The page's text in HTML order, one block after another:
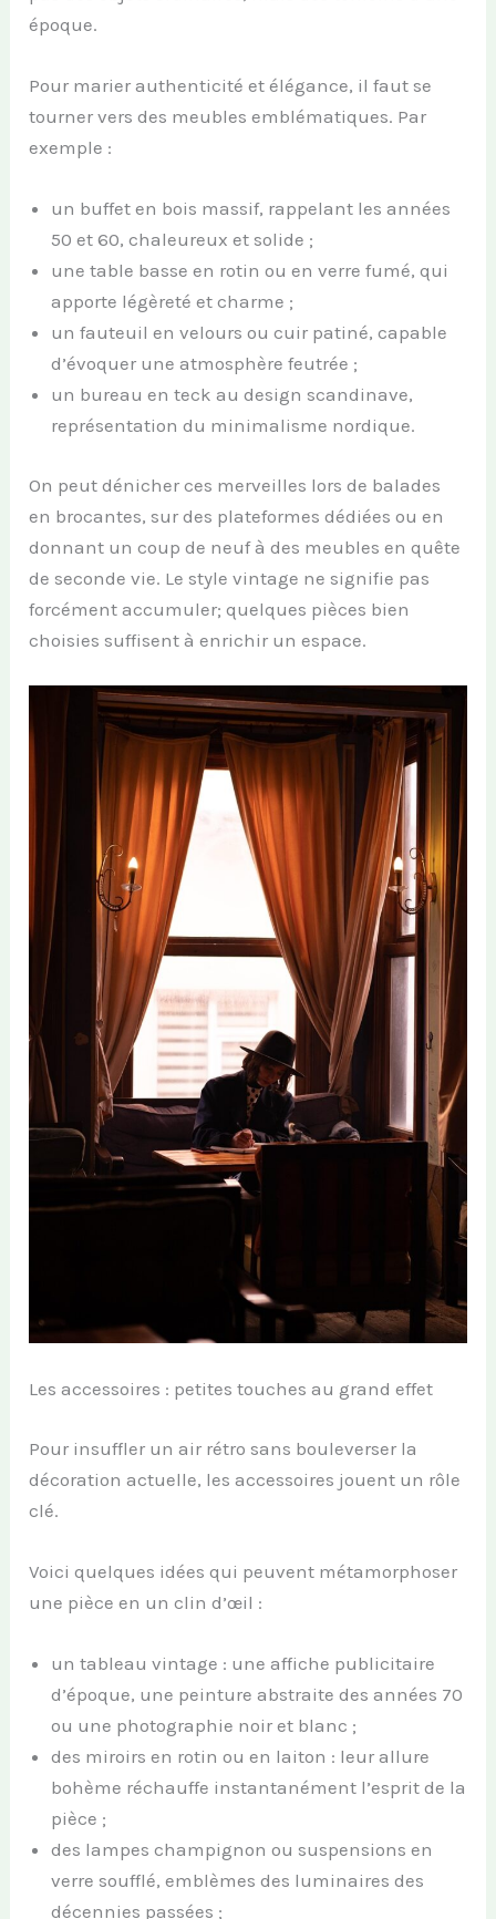
époque.
Pour marier authenticité et élégance, il faut se
tourner vers des meubles emblématiques. Par
exemple :
un buffet en bois massif, rappelant les années
50 et 60, chaleureux et solide ;
une table basse en rotin ou en verre fumé, qui
apporte légèreté et charme ;
un fauteuil en velours ou cuir patiné, capable
d’évoquer une atmosphère feutrée ;
un bureau en teck au design scandinave,
représentation du minimalisme nordique.
On peut dénicher ces merveilles lors de balades
en brocantes, sur des plateformes dédiées ou en
donnant un coup de neuf à des meubles en quête
de seconde vie. Le style vintage ne signifie pas
forcément accumuler; quelques pièces bien
choisies suffisent à enrichir un espace.
Les accessoires : petites touches au grand effet
Pour insuffler un air rétro sans bouleverser la
décoration actuelle, les accessoires jouent un rôle
clé.
Voici quelques idées qui peuvent métamorphoser
une pièce en un clin d’œil :
un tableau vintage : une affiche publicitaire
d’époque, une peinture abstraite des années 70
ou une photographie noir et blanc ;
des miroirs en rotin ou en laiton : leur allure
bohème réchauffe instantanément l’esprit de la
pièce ;
des lampes champignon ou suspensions en
verre soufflé, emblèmes des luminaires des
décennies passées ;